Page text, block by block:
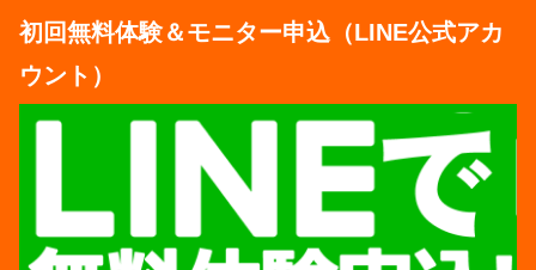
初回無料体験＆モニター申込（LINE公式アカ
ウント）